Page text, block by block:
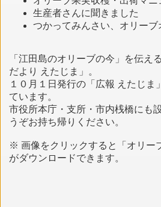
生産者さんに聞きました
つかってみんさい、オリーブ
「江田島のオリーブの今」を伝え
だより えたじま」。
１０月１日発行の「広報 えたじま
ています。
市役所本庁・支所・市内桟橋にも
うぞお持ち帰りください。
※ 画像をクリックすると「オリー
がダウンロードできます。